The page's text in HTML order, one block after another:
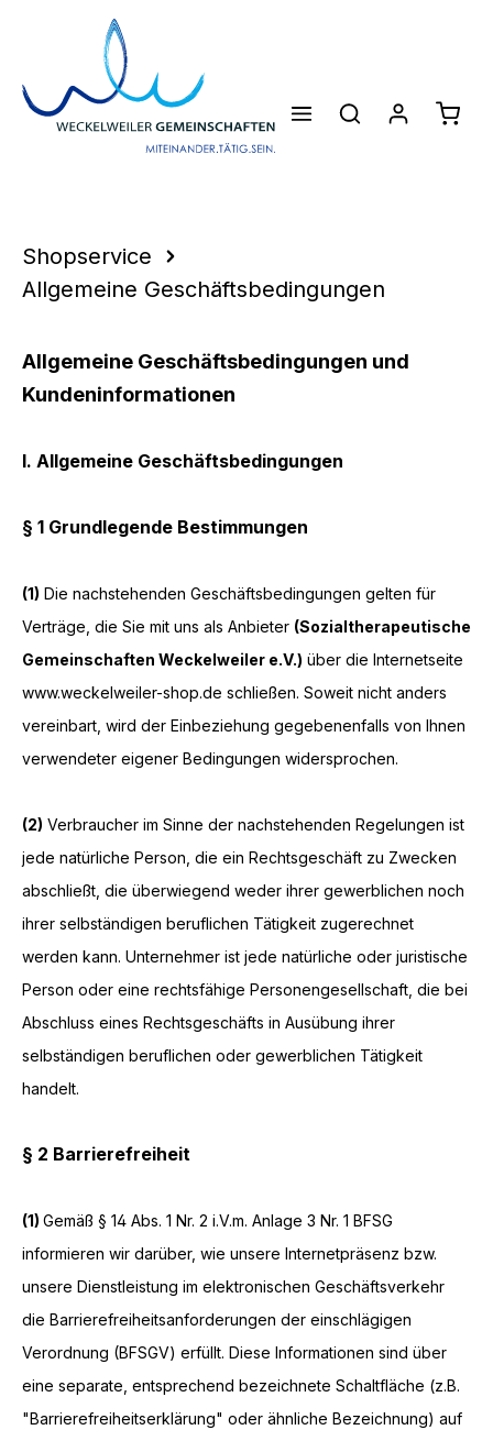
Zum Hauptinhalt springen
Shopservice
Allgemeine Geschäftsbedingungen
Allgemeine Geschäftsbedingungen und
Kundeninformationen
I. Allgemeine Geschäftsbedingungen
§ 1 Grundlegende Bestimmungen
(1) Die nachstehenden Geschäftsbedingungen gelten für
Verträge, die Sie mit uns als Anbieter (Sozialtherapeutische
Gemeinschaften Weckelweiler e.V.) über die Internetseite
www.weckelweiler-shop.de schließen. Soweit nicht anders
vereinbart, wird der Einbeziehung gegebenenfalls von Ihnen
verwendeter eigener Bedingungen widersprochen.
(2) Verbraucher im Sinne der nachstehenden Regelungen ist
jede natürliche Person, die ein Rechtsgeschäft zu Zwecken
abschließt, die überwiegend weder ihrer gewerblichen noch
ihrer selbständigen beruflichen Tätigkeit zugerechnet
werden kann. Unternehmer ist jede natürliche oder juristische
Person oder eine rechtsfähige Personengesellschaft, die bei
Abschluss eines Rechtsgeschäfts in Ausübung ihrer
selbständigen beruflichen oder gewerblichen Tätigkeit
handelt.
§ 2 Barrierefreiheit
(1) Gemäß § 14 Abs. 1 Nr. 2 i.V.m. Anlage 3 Nr. 1 BFSG
informieren wir darüber, wie unsere Internetpräsenz bzw.
unsere Dienstleistung im elektronischen Geschäftsverkehr
die Barrierefreiheitsanforderungen der einschlägigen
Verordnung (BFSGV) erfüllt. Diese Informationen sind über
eine separate, entsprechend bezeichnete Schaltfläche (z.B.
"Barrierefreiheitserklärung" oder ähnliche Bezeichnung) auf